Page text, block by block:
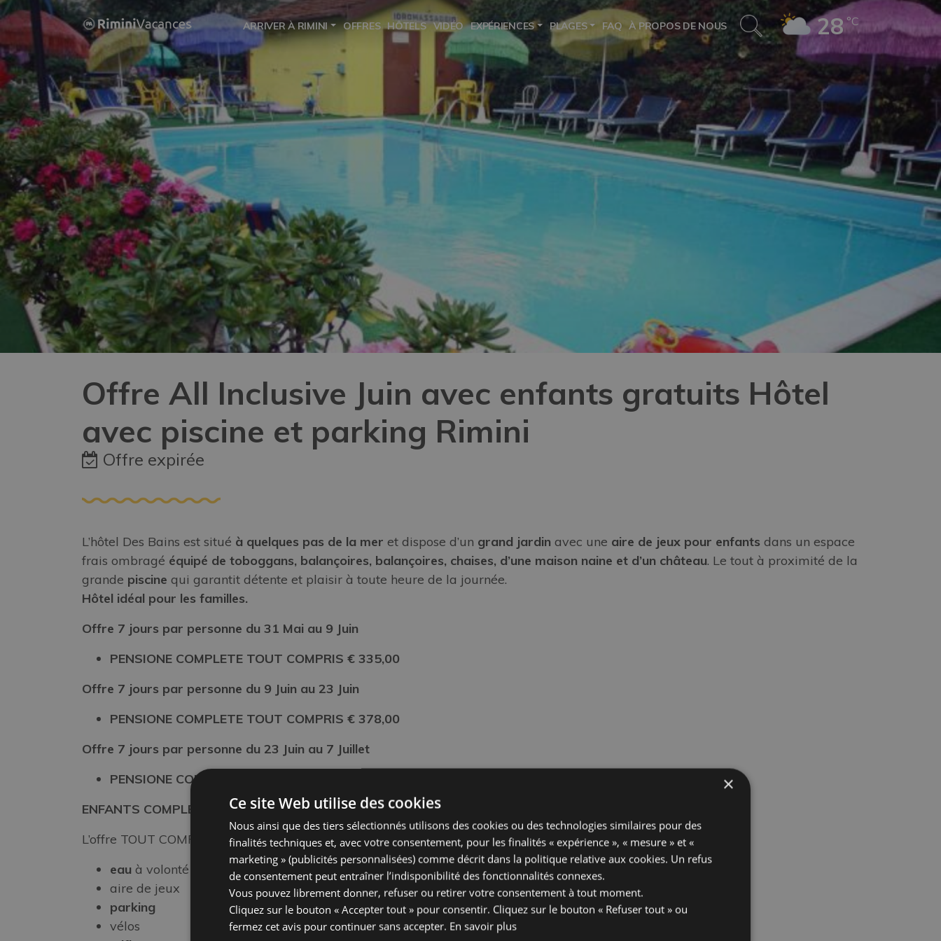
ARRIVER À RIMINI OFFRES HÔTELS VIDÉO EXPÉRIENCES PLAGES FAQ À PROPOS DE NOUS 28 °C
Offre All Inclusive Juin avec enfants gratuits Hôtel
avec piscine et parking Rimini
Offre expirée
L’hôtel Des Bains est situé à quelques pas de la mer et dispose d’un grand jardin avec une aire de jeux pour enfants dans un espace
frais ombragé équipé de toboggans, balançoires, balançoires, chaises, d’une maison naine et d’un château. Le tout à proximité de la
grande piscine qui garantit détente et plaisir à toute heure de la journée.
Hôtel idéal pour les familles.
Offre 7 jours par personne du 31 Mai au 9 Juin
PENSIONE COMPLETE TOUT COMPRIS € 335,00
Offre 7 jours par personne du 9 Juin au 23 Juin
PENSIONE COMPLETE TOUT COMPRIS € 378,00
Offre 7 jours par personne du 23 Juin au 7 Juillet
PENSIONE COMPLETE TOUT COMPRIS € 398,00
ENFANTS COMPLETEMENT GRATUITS!!!
L’offre TOUT COMPRIS comprend :
eau à volonté lors des repas
aire de jeux
parking
vélos
×
Ce site Web utilise des cookies
Nous ainsi que des tiers sélectionnés utilisons des cookies ou des technologies similaires pour des
finalités techniques et, avec votre consentement, pour les finalités « expérience », « mesure » et «
marketing » (publicités personnalisées) comme décrit dans la politique relative aux cookies. Un refus
de consentement peut entraîner l’indisponibilité des fonctionnalités connexes.
Vous pouvez librement donner, refuser ou retirer votre consentement à tout moment.
Cliquez sur le bouton « Accepter tout » pour consentir. Cliquez sur le bouton « Refuser tout » ou
fermez cet avis pour continuer sans accepter. En savoir plus